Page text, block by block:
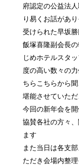
府認定の公益法
り易くお話があ
受けられた早坂
飯塚喜隆副会長
じめホテルスタ
度の高い数々の
ちらこちらから
堪能させていただ
今回の新年会を
協賛各社の方々
ます
また当日は各支
ただき会場内整